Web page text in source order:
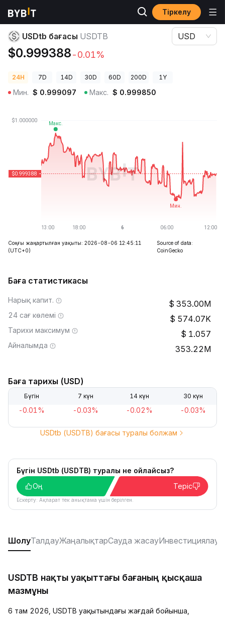
Тіркелу
Криптовалюта бағалары USDtb бағасы USDTB
USDtb бағасы USDTB
$0.999388-0.01%
USD
24H 7D 14D 30D 60D 200D 1Y
Мин. $ 0.999097 Макс. $ 0.999850
Соңғы жаңартылған уақыты: 2026-08-06 12:45:11
(UTC+0)
Source of data:
CoinGecko
Баға статистикасы
Нарық капит. 353.00M
24 сағ көлемі 574.07K
Тарихи максимум 1.057
Айналымда 353.22M
Баға тарихы (USD)
Бүгін 7 күн 14 күн 30 күн
-0.01% -0.03% -0.02% -0.03%
USDtb (USDTB) бағасы туралы болжам
Бүгін USDtb (USDTB) туралы не ойлайсыз?
Оң
Теріс
Ескерту: Ақпарат тек анықтама үшін берілген.
ШолуТалдауЖаңалықтарСауда жасауИнвестициялау
USDTB нақты уақыттағы бағаның қысқаша
мазмұны
6 там 2026, USDTB уақытындағы жағдай бойынша,